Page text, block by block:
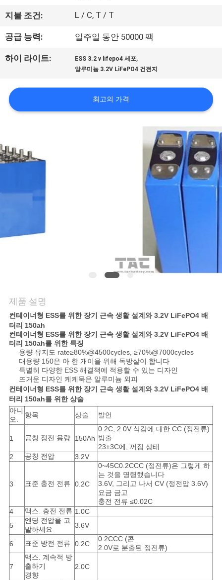
공
장
학
질
리
소
식
이
스
조
를
요
청
하
다
지불 조건: L / C, T / T
공급 능력: 일주일 동안 50000 팩
하이 라이트: ESS 3.2 v lifepo4 세포,
알루미늄 3.2V LiFePO4 건전지
최고의 가격
제품 설명
컨테이너형 ESS를 위한 장기 근속 생활 설계와 3.2V LiFePO4 배
터리 150ah
컨테이너형 ESS를 위한 장기 근속 생활 설계와 3.2V LiFePO4 배
터리 150ah를 위한 특징
용량 유지도 rate≥80%@4500cycles, ≥70%@7000cycles
대용량 150은 아 한 개이을 위해 독방살이 합니다
특별히 다양한 ESS 해결책에 적용할 수 있는 디자인
뜨거운 디자인 케케묵은 알루미늄 외피
컨테이너형 ESS를 위한 장기 근속 생활 설계와 3.2V LiFePO4 배
터리 150ah를 위한 상술
아니
오.
항목 상술 발언
1 공칭 정전 용량 150Ah
0.2C, 2.0V 삭감에 대한 CC (정전류)
방출
23±3C에, 꺼짐 상태
2
공칭 전압 3.2V
3 표준 충전 전류 0.2C
0~45C0.2CCC (정전류)은 그렇게 하
는 것을 명령했습니다
3.6V, 그리고 나서 CV (정전압 3.6V)
요금 금고
충전 전류 ≤0.02C
4
맥스. 충전 전류 1.0C
5
엔딩 전압을 고
발하세요
3.6V
6 표준 방전 전류 0.2C
0.2CCC (콘
2.0V로 분출된 정전류)
7
맥스. 계속적 방
출하기
경향
2.0C